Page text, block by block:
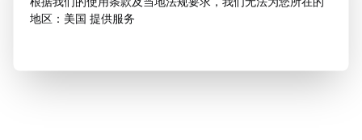
地区：美国 提供服务